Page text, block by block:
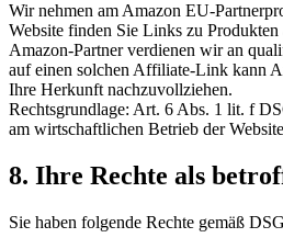
Wir nehmen am Amazon EU-
Website finden Sie Links zu
Amazon-Partner verdienen wir an
auf einen solchen Affiliate-Link kann
Ihre Herkunft nachzuvollziehen.
Rechtsgrundlage: Art. 6 Abs. 1 lit. f
am wirtschaftlichen Betrieb der
8. Ihre Rechte als
Sie haben folgende Rechte gemäß